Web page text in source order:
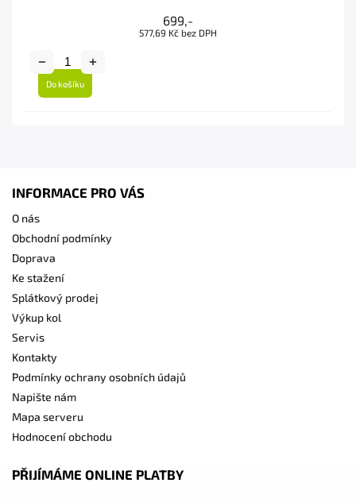
699,-
577,69 Kč bez DPH
Do košíku
INFORMACE PRO VÁS
O nás
Obchodní podmínky
Doprava
Ke stažení
Splátkový prodej
Výkup kol
Servis
Kontakty
Podmínky ochrany osobních údajů
Napište nám
Mapa serveru
Hodnocení obchodu
PŘIJÍMÁME ONLINE PLATBY